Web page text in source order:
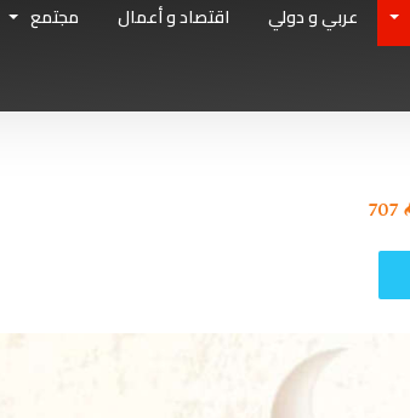
عربي و دولي اقتصاد و أعمال مجتمع
707